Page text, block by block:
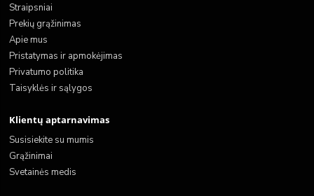
Straipsniai
Prekių grąžinimas
Apie mus
Pristatymas ir apmokėjimas
Privatumo politika
Taisyklės ir sąlygos
Klientų aptarnavimas
Susisiekite su mumis
Grąžinimai
Svetainės medis